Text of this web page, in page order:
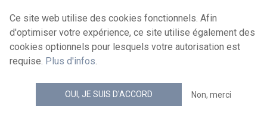
Conditions de réutilisation
Contactez-nous
news.belgium flux RSS
© 2026 - news.belgium.be
Ce site web utilise des cookies fonctionnels. Afin
d'optimiser votre expérience, ce site utilise également des
cookies optionnels pour lesquels votre autorisation est
requise. Plus d'infos.
OUI, JE SUIS D'ACCORD Non, merci